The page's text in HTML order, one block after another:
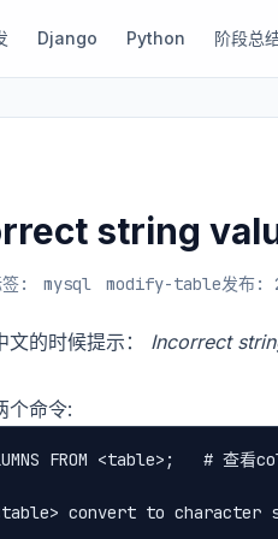
Django Python 阶段总
string
签: mysql modify-table发布:
的时候提示： Incorrect
个命令:
FROM <table>;   # 查